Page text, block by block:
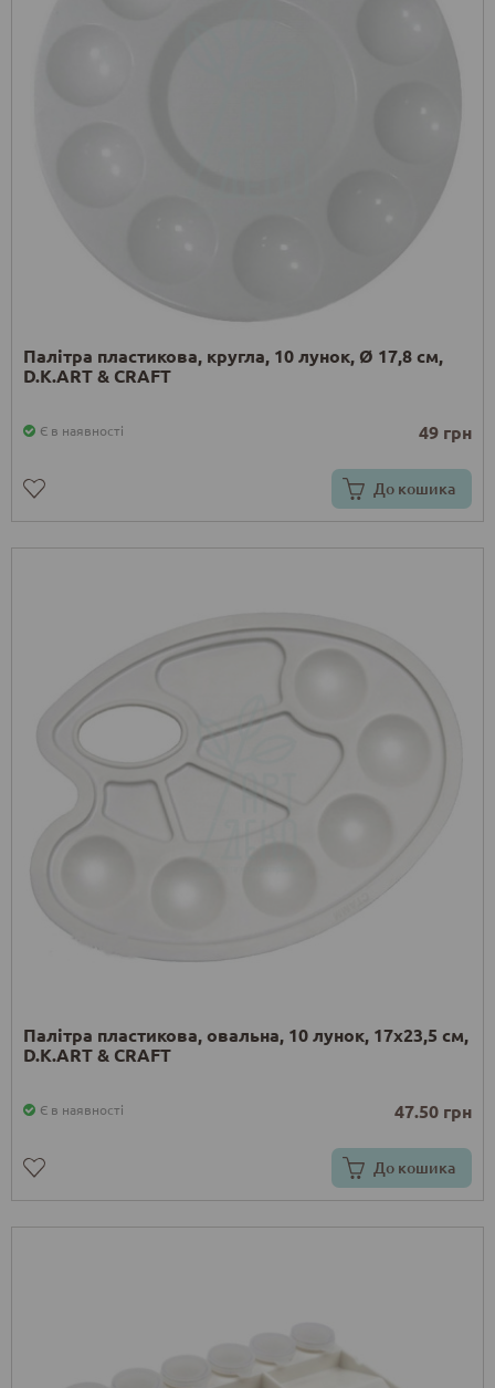
Палітра пластикова, кругла, 10 лунок, Ø 17,8 см,
D.K.ART & CRAFT
Є в наявності 49 грн
До кошика
Палітра пластикова, овальна, 10 лунок, 17х23,5 см,
D.K.ART & CRAFT
Є в наявності 47.50 грн
До кошика